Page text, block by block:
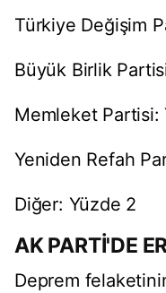
Türkiye Değişim
Büyük Birlik
Memleket Partisi:
Yeniden Refah
Diğer: Yüzde 2
AK PARTİ'DE
Deprem